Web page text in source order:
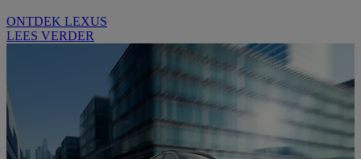
ONTDEK LEXUS
LEES VERDER